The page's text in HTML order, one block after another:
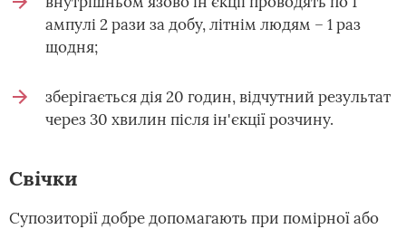
ампулі 2 рази за добу, літнім людям – 1 раз
щодня;
зберігається дія 20 годин, відчутний результат
через 30 хвилин після ін'єкції розчину.
Свічки
Супозиторії добре допомагають при помірної або